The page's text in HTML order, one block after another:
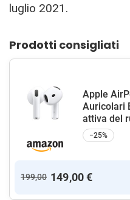
luglio 2021.
Prodotti consigliati
Apple
Auricolari
attiva del
−25%
199,00 149,00 €